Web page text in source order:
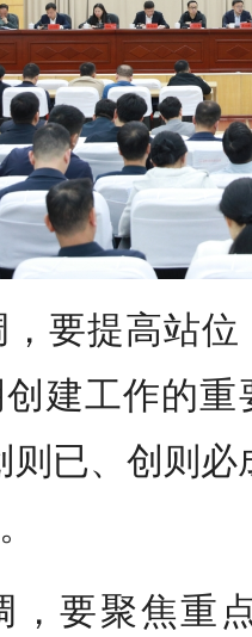
要提高站
建工作的
则已、创则
，要聚焦重